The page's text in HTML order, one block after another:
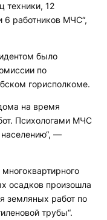
техники, 12
6 работников МЧС“,
было
по
горисполкоме.
на время
Психологами МЧС
—
многоквартирного
осадков произошла
земляных работ по
трубы“.